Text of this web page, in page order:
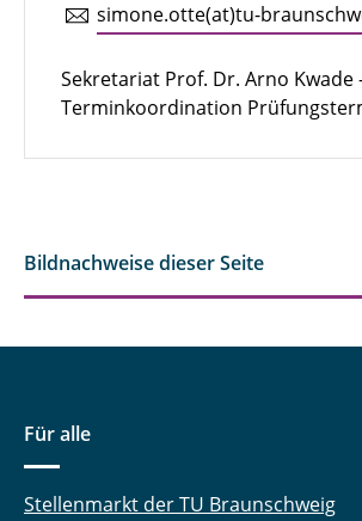
Marie Brunotte, M. Sc.
Alexander Diener, M. Eng.
Ahmed Eisa, M. Sc.
Dr. rer. nat. Jan Henrik Finke
Steffen Fischer, M. Sc.
simone.​otte(at)tu-
Sekretariat Prof. Dr. Arno Kwade
Terminkoordination
Bildnachweise dieser Seite
Für alle
Stellenmarkt der TU Braunschweig